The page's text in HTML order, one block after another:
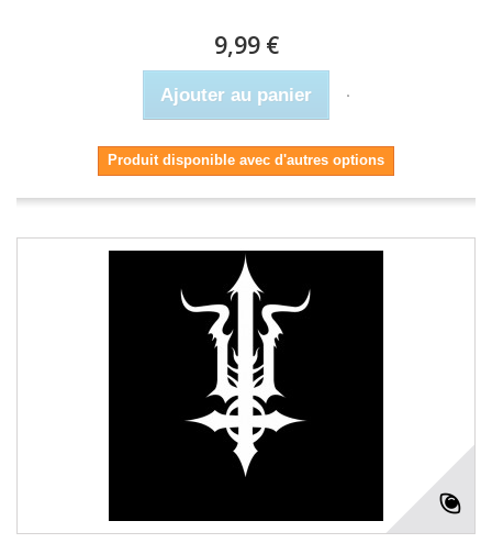
9,99 €
Ajouter au panier
Produit disponible avec d'autres options